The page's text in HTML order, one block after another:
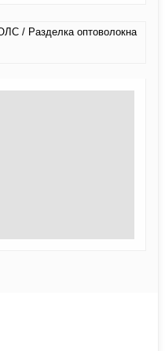
/ Разделка оптоволокна